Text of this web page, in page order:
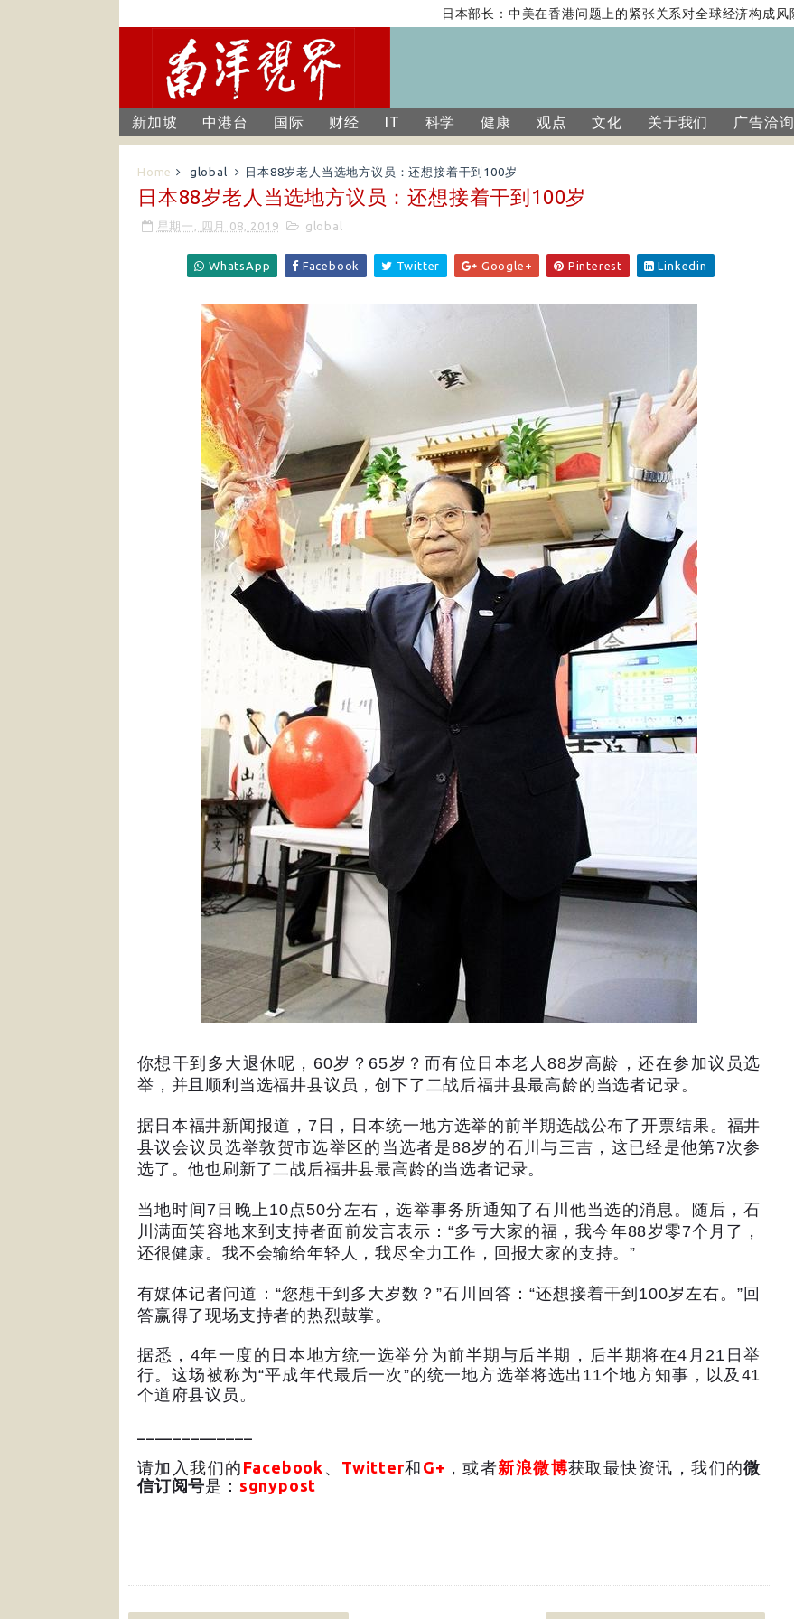
日本部长：中美在香港问题上的紧张关系对全球经济构成风险
新加坡 中港台 国际 财经 IT 科学 健康 观点 文化 关于我们 广告洽询
Home global 日本88岁老人当选地方议员：还想接着干到100岁
日本88岁老人当选地方议员：还想接着干到100岁
星期一, 四月 08, 2019 global
WhatsApp Facebook Twitter Google+ Pinterest Linkedin
你想干到多大退休呢， 60岁？ 65岁？而有位日本老人88岁高龄，还在参加议员选
举，并且顺利当选福井县议员，创下了二战后福井县最高龄的当选者记录。
据日本福井新闻报道， 7 日，日本统一地方选举的前半期选战公布了开票结果。福井
县议会议员选举敦贺市选举区的当选者是88岁的石川与三吉，这已经是他第7次参
选了。他也刷新了二战后福井县最高龄的当选者记录。
当地时间 7 日晚上10点50分左右，选举事务所通知了石川他当选的消息。随后，石
川满面笑容地来到支持者面前发言表示：“多亏大家的福，我今年88岁零7个月了，
还很健康。我不会输给年轻人，我尽全力工作，回报大家的支持。”
有媒体记者问道： “您想干到多大岁数？”石川回答： “还想接着干到 100岁左右。” 回
答赢得了现场支持者的热烈鼓掌。
据悉， 4年一度的日本地方统一选举分为前半期与后半期，后半期将在4 月 21 日举
行。这场被称为“平成年代最后一次 ”的统一地方选举将选出 11个地方知事，以及 41
个道府县议员。
请加入我们的 Facebook 、 Twitter和 G+ ，或者新浪微博获取最快资讯，我们的微
信订阅号是： sgnypost